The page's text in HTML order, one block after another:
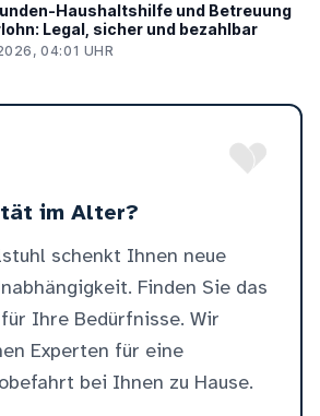
Haushaltshilfe und Betreuung
Legal, sicher und bezahlbar
04:01 UHR
im Alter?
schenkt Ihnen neue
Finden Sie das
Ihre Bedürfnisse. Wir
Experten für eine
bei Ihnen zu Hause.